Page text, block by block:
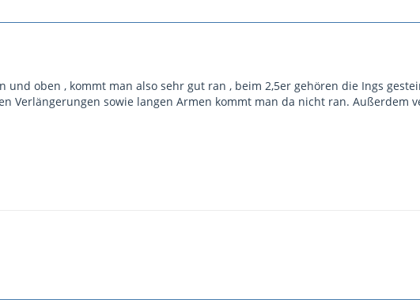
und oben , kommt man also sehr gut ran , beim 2,5er gehören die Ings
Verlängerungen sowie langen Armen kommt man da nicht ran. Außerdem